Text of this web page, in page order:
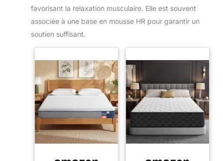
favorisant la relaxation musculaire. Elle est souvent
associée à une base en mousse HR pour garantir un
soutien suffisant.